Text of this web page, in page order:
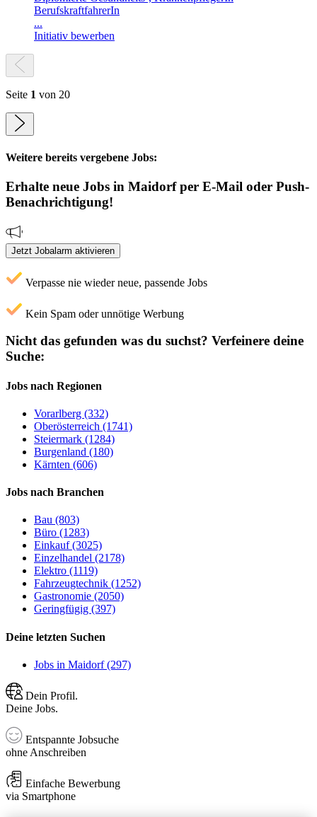
BerufskraftfahrerIn
...
Initiativ bewerben
Seite 1 von 20
Weitere bereits vergebene Jobs:
Erhalte neue Jobs in Maidorfper E-Mail oder Push-
Benachrichtigung!
Jetzt Jobalarm aktivieren
Verpasse nie wieder neue, passende Jobs
Kein Spam oder unnötige Werbung
Nicht das gefunden was du suchst? Verfeinere deine
Suche:
Jobs nach Regionen
Vorarlberg (332)
Oberösterreich (1741)
Steiermark (1284)
Burgenland (180)
Kärnten (606)
Jobs nach Branchen
Bau (803)
Büro (1283)
Einkauf (3025)
Einzelhandel (2178)
Elektro (1119)
Fahrzeugtechnik (1252)
Gastronomie (2050)
Geringfügig (397)
Deine letzten Suchen
Jobs in Maidorf (297)
Dein Profil.
Deine Jobs.
Entspannte Jobsuche
ohne Anschreiben
Einfache Bewerbung
via Smartphone